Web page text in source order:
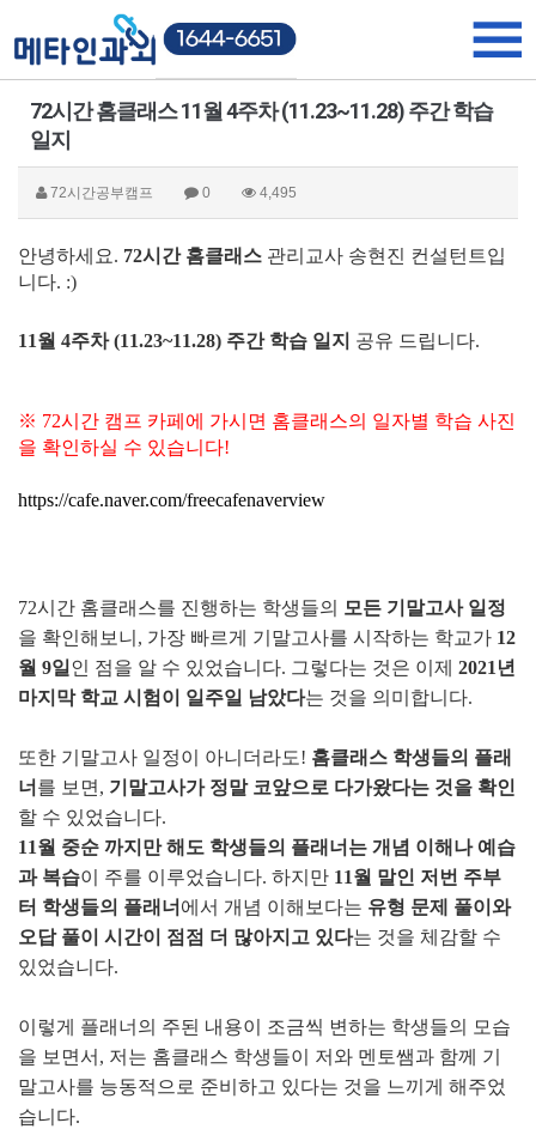
72시간 홈클래스 11월 4주차 (11.23~11.28) 주간 학습
일지
72시간공부캠프 0 4,495
안녕하세요. 72시간 홈클래스 관리교사 송현진 컨설턴트입
니다. :)
11월 4주차 (11.23~11.28) 주간 학습 일지 공유 드립니다.
※ 72시간 캠프 카페에 가시면 홈클래스의 일자별 학습 사진
을 확인하실 수 있습니다!
https://cafe.naver.com/freecafenaverview
72시간 홈클래스를 진행하는 학생들의 모든 기말고사 일정
을 확인해보니, 가장 빠르게 기말고사를 시작하는 학교가 12
월 9일 인 점을 알 수 있었습니다. 그렇다는 것은 이제 2021년
마지막 학교 시험이 일주일 남았다는 것을 의미합니다.
또한 기말고사 일정이 아니더라도! 홈클래스 학생들의 플래
너 를 보면, 기말고사가 정말 코앞으로 다가왔다는 것을 확인
할 수 있었습니다.
11월 중순 까지만 해도 학생들의 플래너는 개념 이해나 예습
과 복습이 주를 이루었습니다. 하지만 11월 말인 저번 주부
터 학생들의 플래너 에서 개념 이해보다는 유형 문제 풀이와
오답 풀이 시간이 점점 더 많아지고 있다는 것을 체감할 수
있었습니다.
이렇게 플래너의 주된 내용이 조금씩 변하는 학생들의 모습
을 보면서, 저는 홈클래스 학생들이 저와 멘토쌤과 함께 기
말고사를 능동적으로 준비하고 있다는 것을 느끼게 해주었
습니다.